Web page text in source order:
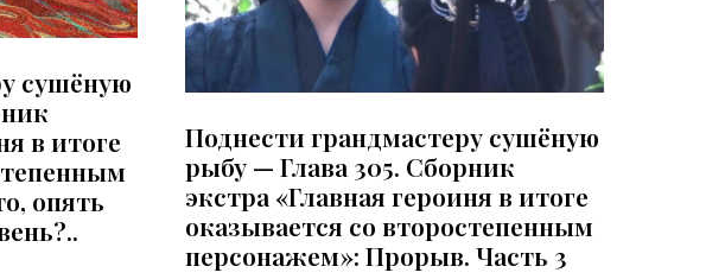
сушёную
в итоге
опять
Поднести грандмастеру сушёную
рыбу — Глава 305. Сборник
экстра «Главная героиня в итоге
оказывается со второстепенным
персонажем»: Прорыв. Часть 3